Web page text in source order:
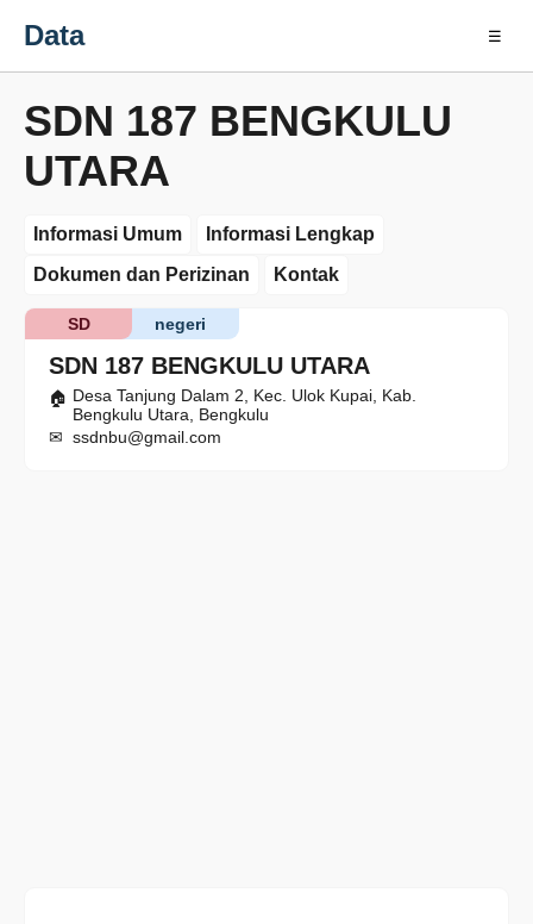
Data ☰
SDN 187 BENGKULU
UTARA
Informasi Umum
Informasi Lengkap
Dokumen dan Perizinan
Kontak
SDN 187 BENGKULU UTARA
negeri
SD
Desa Tanjung Dalam 2, Kec. Ulok Kupai, Kab.
Bengkulu Utara, Bengkulu
ssdnbu@gmail.com